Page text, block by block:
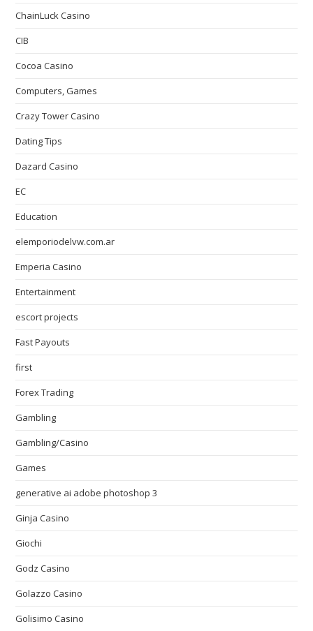
ChainLuck Casino
CIB
Cocoa Casino
Computers, Games
Crazy Tower Сasino
Dating Tips
Dazard Casino
EC
Education
elemporiodelvw.com.ar
Emperia Casino
Entertainment
escort projects
Fast Payouts
first
Forex Trading
Gambling
Gambling/Casino
Games
generative ai adobe photoshop 3
Ginja Casino
Giochi
Godz Casino
Golazzo Casino
Golisimo Casino